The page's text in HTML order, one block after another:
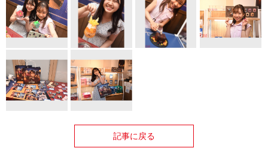
記事に戻る